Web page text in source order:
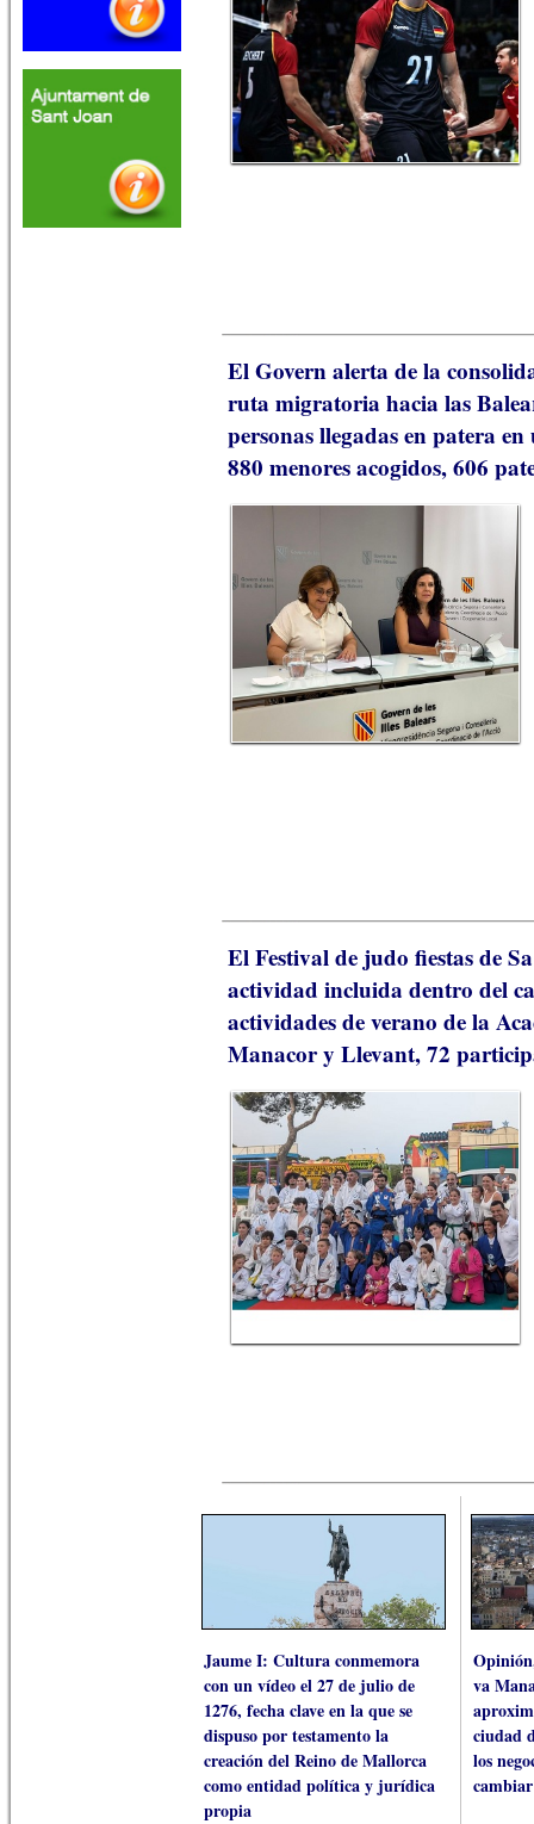
El Govern alerta de la
ruta migratoria hacia las
personas llegadas en patera
880 menores acogidos, 606
El Festival de judo fiestas de
actividad incluida dentro del
actividades de verano de la
Manacor y Llevant, 72
Jaume I: Cultura conmemora
con un vídeo el 27 de julio de
1276, fecha clave en la que se
dispuso por testamento la
creación del Reino de Mallorca
como entidad política y jurídica
propia
va
ciudad
los